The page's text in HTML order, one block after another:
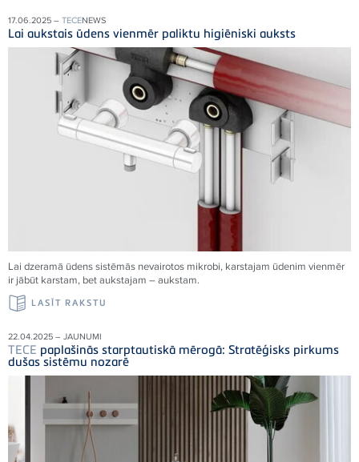
17.06.2025 – TECENEWS
Lai aukstais ūdens vienmēr paliktu higiēniski auksts
Lai dzeramā ūdens sistēmās nevairotos mikrobi, karstajam ūdenim vienmēr
ir jābūt karstam, bet aukstajam – aukstam.
LASĪT RAKSTU
22.04.2025 – JAUNUMI
TECE paplašinās starptautiskā mērogā: Stratēģisks pirkums
dušas sistēmu nozarē